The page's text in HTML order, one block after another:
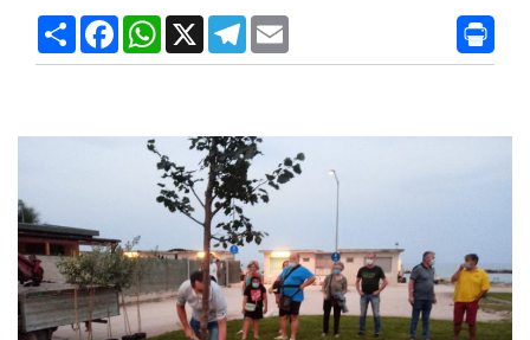
CondividiFacebookWhatsApp
X Telegram